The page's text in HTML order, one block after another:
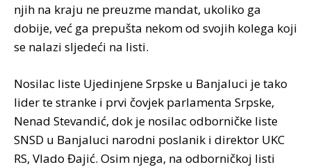
njih na kraju ne preuzme mandat, ukoliko ga
dobije, već ga prepušta nekom od svojih kolega koji
se nalazi sljedeći na listi.
Nosilac liste Ujedinjene Srpske u Banjaluci je tako
lider te stranke i prvi čovjek parlamenta Srpske,
Nenad Stevandić, dok je nosilac odborničke liste
SNSD u Banjaluci narodni poslanik i direktor UKC
RS, Vlado Đajić. Osim njega, na odborničkoj listi